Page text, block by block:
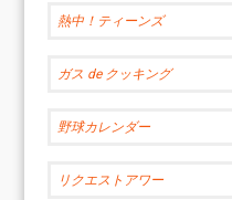
熱中！ティーンズ
ガス de クッキング
野球カレンダー
リクエストアワー